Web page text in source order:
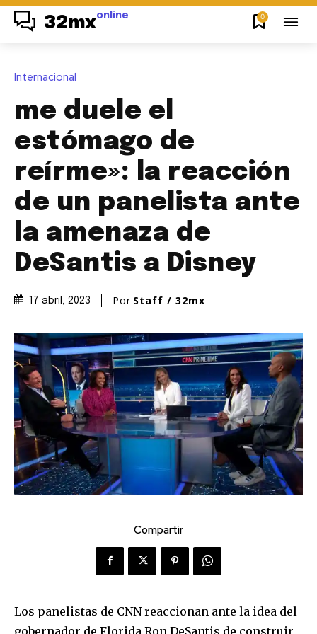
32mxonline 0
Internacional
me duele el
estómago de
reírme»: la reacción
de un panelista ante
la amenaza de
DeSantis a Disney
17 abril, 2023 Por Staff / 32mx
Compartir
Los panelistas de CNN reaccionan ante la idea del
gobernador de Florida Ron DeSantis de construir